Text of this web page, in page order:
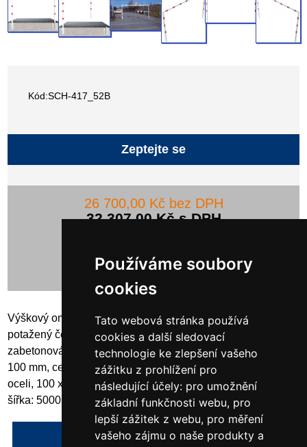
Používáme soubory
cookies
Tato webová stránka používá
cookies a další sledovací
technologie ke zlepšení vašeho
zážitku z prohlížení pro
následující účely: pro umožnění
základní funkčnosti webu, pro
lepší zážitek z webu, pro měření
vašeho zájmu o naše produkty a
Kód:SCH-417_52B
Zeptejte se
26 700,00 Kč bez DPH
32 307,00 Kč s DPH
Výškový omezovač 100x100mm žárově zinkovaný a bíle
potažený červenými reflexními světelnými pásy, pevný, k
zabetonování 2 čtvercové sloupky z trubkové oceli 100 x
100 mm, celková výška: cca 3000 mm 1 příčka z trubkové
oceli, 100 x 100 mm, světlá výška cca 2300 mm, celková
šířka: 5000 mm, pro zabetonování
Napsat recenzi